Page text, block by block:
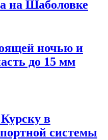
на Шаболовке
ночью и
до 15 мм
в
системы